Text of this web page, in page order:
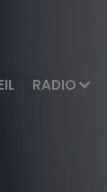
RADIO